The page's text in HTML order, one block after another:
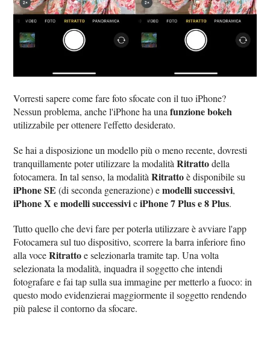
Vorresti sapere come fare foto sfocate con il tuo iPhone?
Nessun problema, anche l'iPhone ha unafunzione bokeh
utilizzabile per ottenere l'effetto desiderato.
Se hai a disposizione un modello più o meno recente, dovresti
tranquillamente poter utilizzare la modalitàRitrattodella
fotocamera. In tal senso, la modalitàRitrattoè disponibile su
iPhone SE (di seconda generazione) emodelli successivi,
iPhone X e modelli successivieiPhone 7 Plus e 8 Plus.
Tutto quello che devi fare per poterla utilizzare è avviare l'app
Fotocamera sul tuo dispositivo, scorrere la barra inferiore fino
alla voceRitrattoe selezionarla tramite tap. Una volta
selezionata la modalità, inquadra il soggetto che intendi
fotografare e fai tap sulla sua immagine per metterlo a fuoco: in
questo modo evidenzierai maggiormente il soggetto rendendo
più palese il contorno da sfocare.